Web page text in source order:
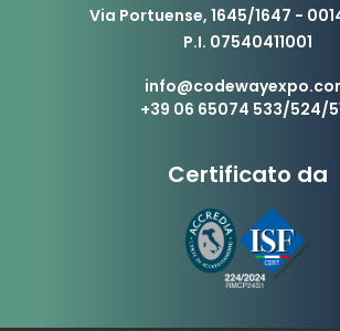
Via Portuense, 1645/1647 -
P.I. 07540411001
+39 06 65074 533/524/
Certificato da